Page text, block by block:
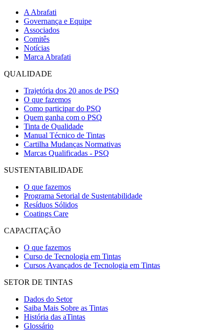
A Abrafati
Governança e Equipe
Associados
Comitês
Notícias
Marca Abrafati
QUALIDADE
Trajetória dos 20 anos de PSQ
O que fazemos
Como participar do PSQ
Quem ganha com o PSQ
Tinta de Qualidade
Manual Técnico de Tintas
Cartilha Mudanças Normativas
Marcas Qualificadas - PSQ
SUSTENTABILIDADE
O que fazemos
Programa Setorial de Sustentabilidade
Resíduos Sólidos
Coatings Care
CAPACITAÇÃO
O que fazemos
Curso de Tecnologia em Tintas
Cursos Avançados de Tecnologia em Tintas
SETOR DE TINTAS
Dados do Setor
Saiba Mais Sobre as Tintas
História das aTintas
Glossário